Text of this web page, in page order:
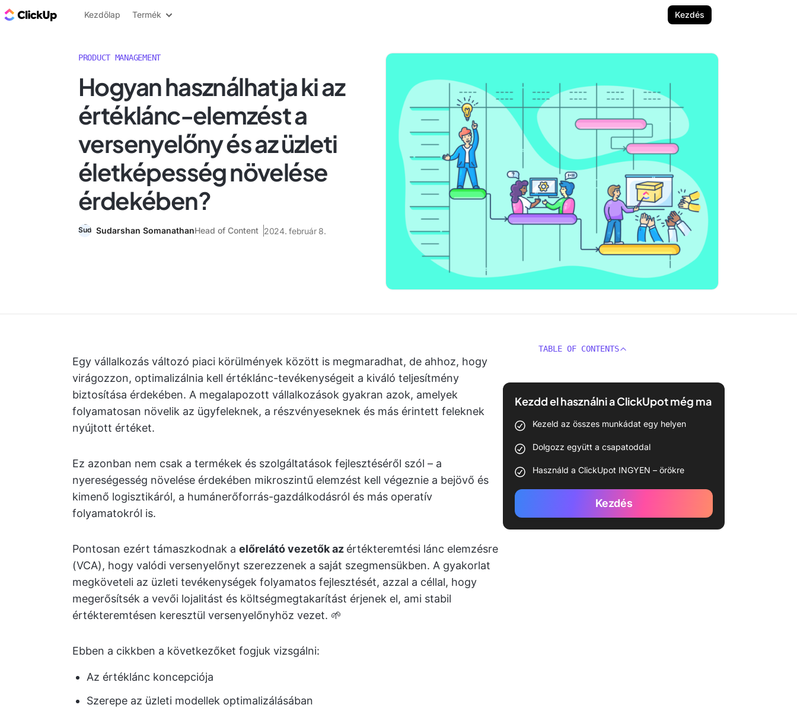
ClickUp blog
Kezdőlap Termék Kezdés
PRODUCT MANAGEMENT
Hogyan használhatja ki az
értéklánc-elemzést a
versenyelőny és az üzleti
életképesség növelése
érdekében?
Sudarshan SomanathanHead of Content 2024. február 8.
Egy vállalkozás változó piaci körülmények között is megmaradhat, de ahhoz, hogy
virágozzon, optimalizálnia kell értéklánc-tevékenységeit a kiváló teljesítmény
biztosítása érdekében. A megalapozott vállalkozások gyakran azok, amelyek
folyamatosan növelik az ügyfeleknek, a részvényeseknek és más érintett feleknek
nyújtott értéket.
Ez azonban nem csak a termékek és szolgáltatások fejlesztéséről szól – a
nyereségesség növelése érdekében mikroszintű elemzést kell végeznie a bejövő és
kimenő logisztikáról, a humánerőforrás-gazdálkodásról és más operatív
folyamatokról is.
Pontosan ezért támaszkodnak a előrelátó vezetők az értékteremtési lánc elemzésre
(VCA), hogy valódi versenyelőnyt szerezzenek a saját szegmensükben. A gyakorlat
megköveteli az üzleti tevékenységek folyamatos fejlesztését, azzal a céllal, hogy
megerősítsék a vevői lojalitást és költségmegtakarítást érjenek el, ami stabil
értékteremtésen keresztül versenyelőnyhöz vezet. 🌱
Ebben a cikkben a következőket fogjuk vizsgálni:
Az értéklánc koncepciója
Szerepe az üzleti modellek optimalizálásában
TABLE OF CONTENTS
Kezdd el használni a ClickUpot még ma
Kezeld az összes munkádat egy helyen
Dolgozz együtt a csapatoddal
Használd a ClickUpot INGYEN – örökre
Kezdés